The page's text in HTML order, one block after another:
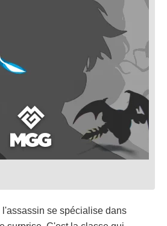
l'assassin se spécialise dans